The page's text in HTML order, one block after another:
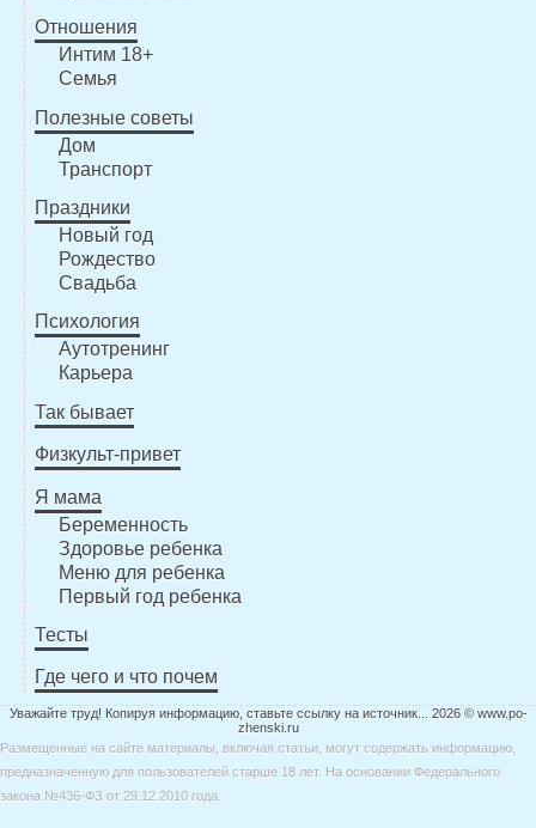
Отношения
Интим 18+
Семья
Полезные советы
Дом
Транспорт
Праздники
Новый год
Рождество
Свадьба
Психология
Аутотренинг
Карьера
Так бывает
Физкульт-привет
Я мама
Беременность
Здоровье ребенка
Меню для ребенка
Первый год ребенка
Тесты
Где чего и что почем
Уважайте труд! Копируя информацию, ставьте ссылку на источник... 2026 © www.po-
zhenski.ru
Размещенные на сайте материалы, включая статьи, могут содержать информацию,
предназначенную для пользователей старше 18 лет. На основании Федерального
закона №436-ФЗ от 29.12.2010 года.